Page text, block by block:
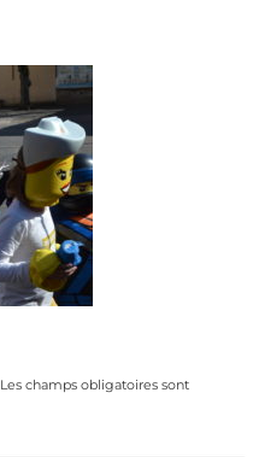
Les champs obligatoires sont